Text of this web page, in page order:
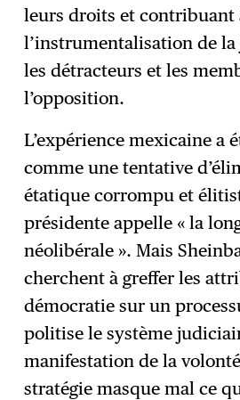
leurs droits et contribuant
l’instrumentalisation de
les détracteurs et les
l’opposition.
L’expérience mexicaine a
comme une tentative
étatique corrompu et
présidente appelle « la
néolibérale ». Mais
cherchent à greffer les
démocratie sur un
politise le système
manifestation de la
stratégie masque mal ce